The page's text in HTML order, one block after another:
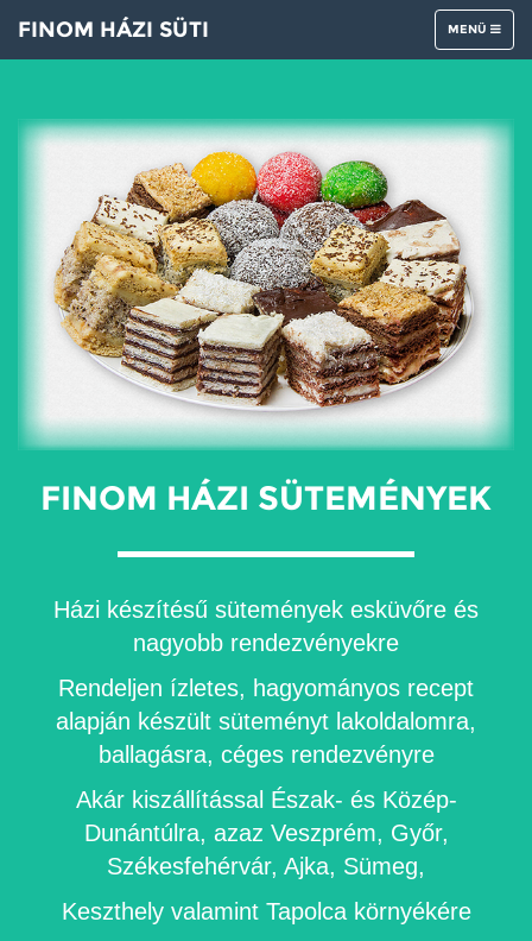
NAVIGÁCIÓ
MENÜ
FINOM HÁZI SÜTI
FINOM HÁZI SÜTEMÉNYEK
Házi készítésű sütemények esküvőre és
nagyobb rendezvényekre
Rendeljen ízletes, hagyományos recept
alapján készült süteményt lakoldalomra,
ballagásra, céges rendezvényre
Akár kiszállítással Észak- és Közép-
Dunántúlra, azaz Veszprém, Győr,
Székesfehérvár, Ajka, Sümeg,
Keszthely valamint Tapolca környékére